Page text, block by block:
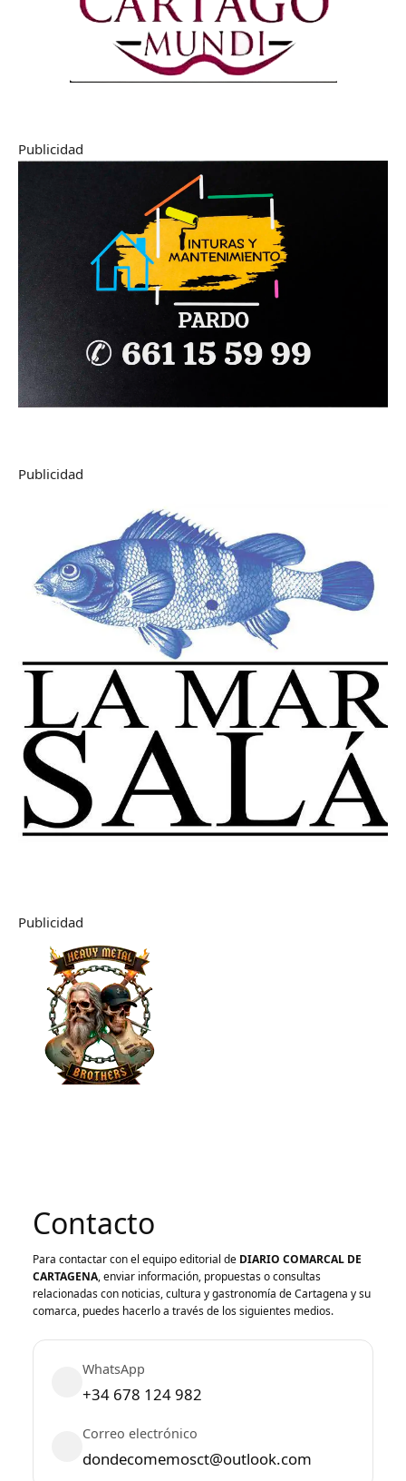
Publicidad
Publicidad
Publicidad
Contacto
Para contactar con el equipo editorial de DIARIO COMARCAL DE
CARTAGENA, enviar información, propuestas o consultas
relacionadas con noticias, cultura y gastronomía de Cartagena y su
comarca, puedes hacerlo a través de los siguientes medios.
WhatsApp
+34 678 124 982
Correo electrónico
dondecomemosct@outlook.com